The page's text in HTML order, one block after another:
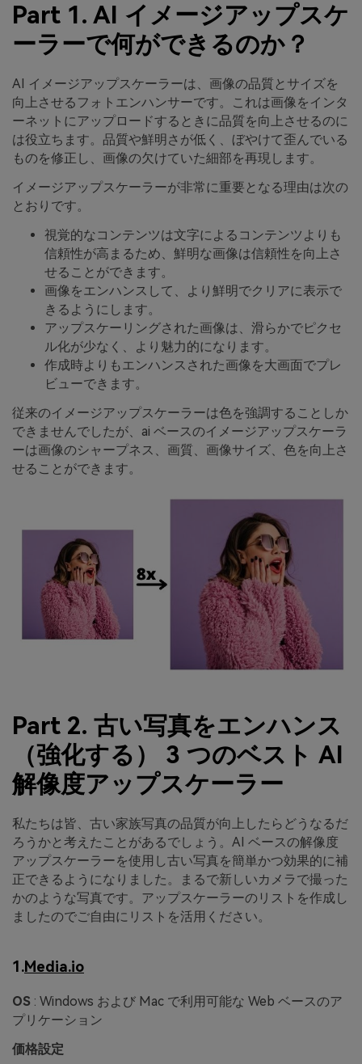
Part 1. AI イメージアップスケ
ーラーで何ができるのか？
AI イメージアップスケーラーは、画像の品質とサイズを
向上させるフォトエンハンサーです。これは画像をインタ
ーネットにアップロードするときに品質を向上させるのに
は役立ちます。品質や鮮明さが低く、ぼやけて歪んでいる
ものを修正し、画像の欠けていた細部を再現します。
イメージアップスケーラーが非常に重要となる理由は次の
とおりです。
視覚的なコンテンツは文字によるコンテンツよりも
信頼性が高まるため、鮮明な画像は信頼性を向上さ
せることができます。
画像をエンハンスして、より鮮明でクリアに表示で
きるようにします。
アップスケーリングされた画像は、滑らかでピクセ
ル化が少なく、より魅力的になります。
作成時よりもエンハンスされた画像を大画面でプレ
ビューできます。
従来のイメージアップスケーラーは色を強調することしか
できませんでしたが、ai ベースのイメージアップスケーラ
ーは画像のシャープネス、画質、画像サイズ、色を向上さ
せることができます。
Part 2. 古い写真をエンハンス
（強化する） 3 つのベスト AI
解像度アップスケーラー
私たちは皆、古い家族写真の品質が向上したらどうなるだ
ろうかと考えたことがあるでしょう。AI ベースの解像度
アップスケーラーを使用し古い写真を簡単かつ効果的に補
正できるようになりました。まるで新しいカメラで撮った
かのような写真です。アップスケーラーのリストを作成し
ましたのでご自由にリストを活用ください。
1.Media.io
OS : Windows および Mac で利用可能な Web ベースのア
プリケーション
価格設定